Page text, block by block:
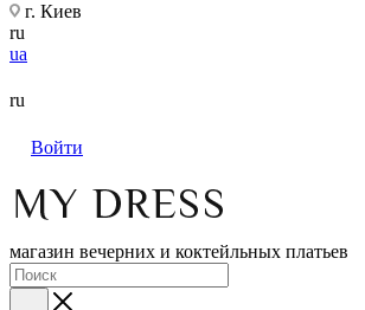
г. Киев
ru
ua
ru
Войти
магазин вечерних и коктейльных платьев